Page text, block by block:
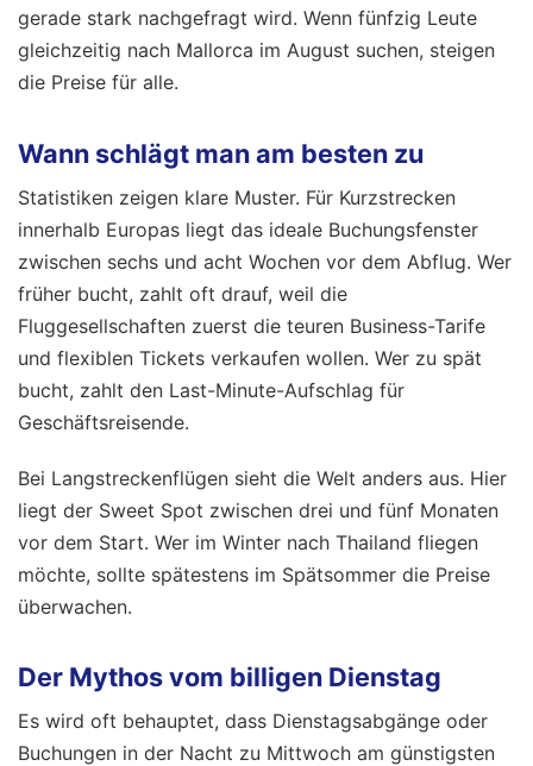
gerade stark nachgefragt wird. Wenn fünfzig Leute
gleichzeitig nach Mallorca im August suchen, steigen
die Preise für alle.
Wann schlägt man am besten zu
Statistiken zeigen klare Muster. Für Kurzstrecken
innerhalb Europas liegt das ideale Buchungsfenster
zwischen sechs und acht Wochen vor dem Abflug. Wer
früher bucht, zahlt oft drauf, weil die
Fluggesellschaften zuerst die teuren Business-Tarife
und flexiblen Tickets verkaufen wollen. Wer zu spät
bucht, zahlt den Last-Minute-Aufschlag für
Geschäftsreisende.
Bei Langstreckenflügen sieht die Welt anders aus. Hier
liegt der Sweet Spot zwischen drei und fünf Monaten
vor dem Start. Wer im Winter nach Thailand fliegen
möchte, sollte spätestens im Spätsommer die Preise
überwachen.
Der Mythos vom billigen Dienstag
Es wird oft behauptet, dass Dienstagsabgänge oder
Buchungen in der Nacht zu Mittwoch am günstigsten